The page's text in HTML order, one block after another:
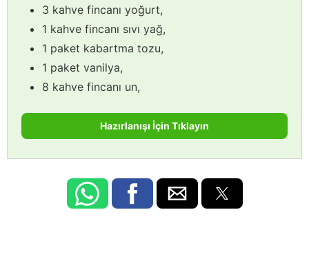
3 kahve fincanı yoğurt,
1 kahve fincanı sıvı yağ,
1 paket kabartma tozu,
1 paket vanilya,
8 kahve fincanı un,
Hazırlanışı İçin Tıklayın